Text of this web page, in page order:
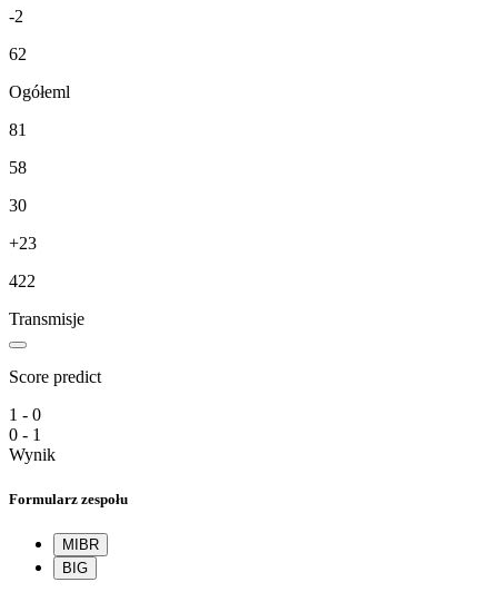
-2
62
Ogółeml
81
58
30
+23
422
Transmisje
Score predict
1 - 0
0 - 1
Wynik
Formularz zespołu
MIBR
BIG